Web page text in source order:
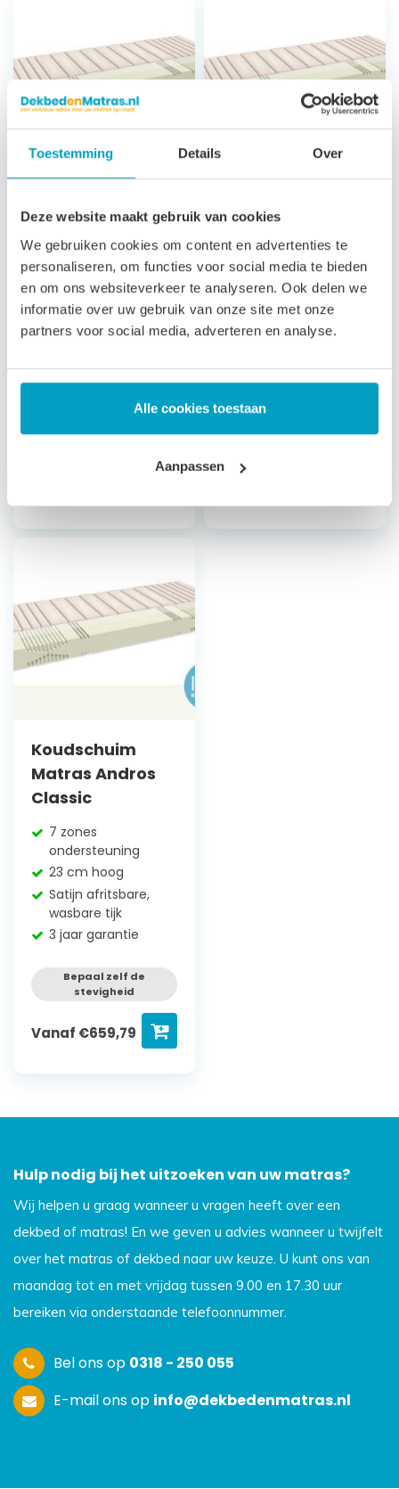
Toestemming Details Over
Deze website maakt gebruik van cookies
We gebruiken cookies om content en advertenties te
personaliseren, om functies voor social media te bieden
en om ons websiteverkeer te analyseren. Ook delen we
informatie over uw gebruik van onze site met onze
partners voor social media, adverteren en analyse.
Alle cookies toestaan
Aanpassen
Matras Andros
Climat
7 zones
ondersteuning
23 cm hoog
wasbare tijk
3 jaar garantie
Bepaal zelf de
Matras Milos
7 zones
ondersteuning
21 cm hoog
Afritsbare, wasbare
3 jaar garantie
Bepaal zelf de
Koudschuim
Matras Andros
Classic
7 zones
ondersteuning
23 cm hoog
Satijn afritsbare,
wasbare tijk
3 jaar garantie
Bepaal zelf de
stevigheid
Vanaf €659,79
Hulp nodig bij het uitzoeken van uw matras?
Wij helpen u graag wanneer u vragen heeft over een
dekbed of matras! En we geven u advies wanneer u twijfelt
over het matras of dekbed naar uw keuze. U kunt ons van
maandag tot en met vrijdag tussen 9.00 en 17.30 uur
bereiken via onderstaande telefoonnummer.
Bel ons op 0318 - 250 055
E-mail ons op info@dekbedenmatras.nl